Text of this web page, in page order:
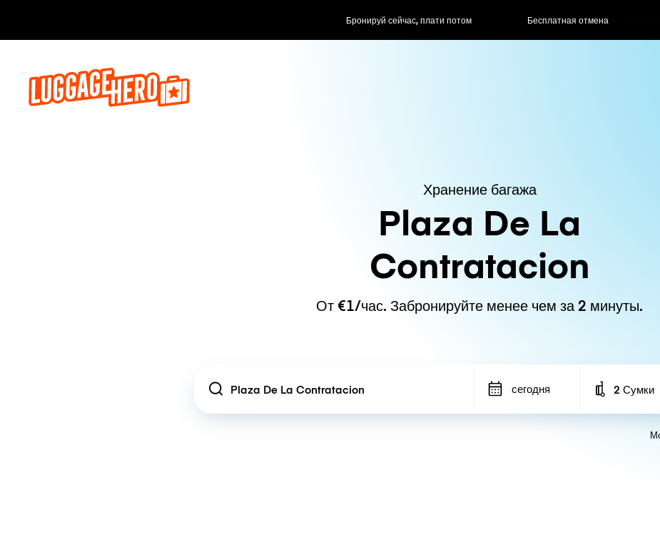
Бронируй сейчас, плати потом Бесплатная отмена Почасовые /
Хранение багажа
Plaza De La
Contratacion
От €1/час. Забронируйте менее чем за 2 минуты.
Location сегодня Number of
2 Сумки